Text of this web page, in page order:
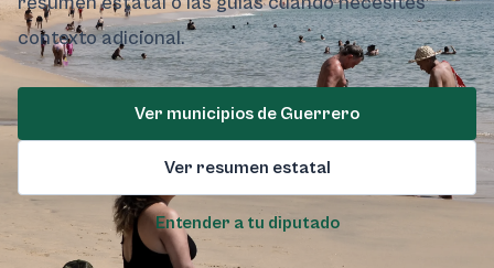
contexto adicional.
Ver municipios de Guerrero
Ver resumen estatal
Entender a tu diputado